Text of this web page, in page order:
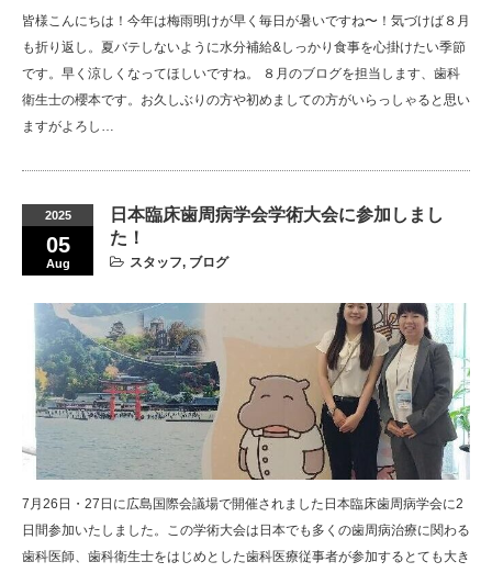
皆様こんにちは！今年は梅雨明けが早く毎日が暑いですね〜！気づけば８月
も折り返し。夏バテしないように水分補給&しっかり食事を心掛けたい季節
です。早く涼しくなってほしいですね。 ８月のブログを担当します、歯科
衛生士の櫻本です。お久しぶりの方や初めましての方がいらっしゃると思い
ますがよろし…
2025
05
Aug
日本臨床歯周病学会学術大会に参加しまし
た！
スタッフ, ブログ
7月26日・27日に広島国際会議場で開催されました日本臨床歯周病学会に2
日間参加いたしました。この学術大会は日本でも多くの歯周病治療に関わる
歯科医師、歯科衛生士をはじめとした歯科医療従事者が参加するとても大き